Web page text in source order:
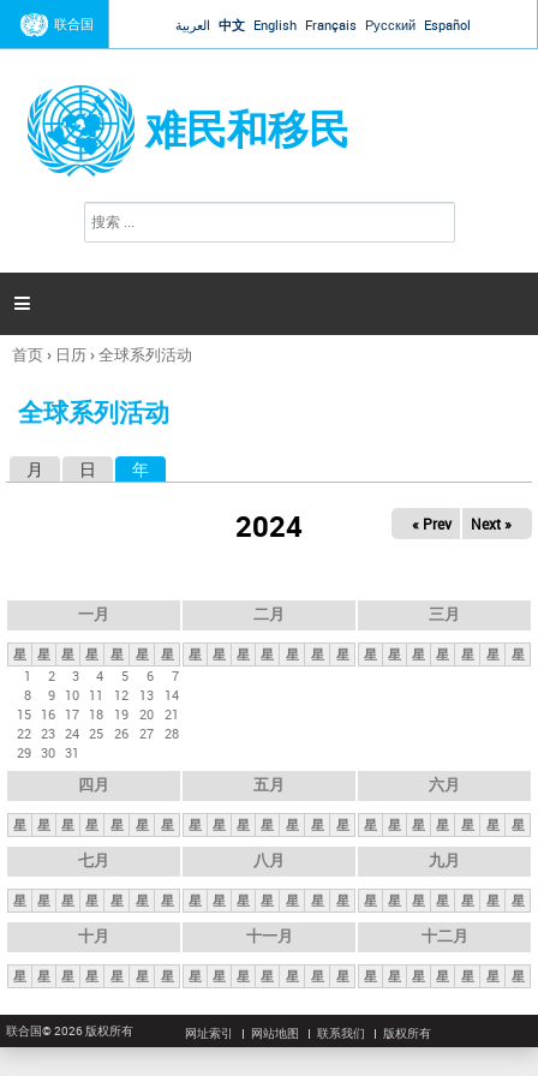
Jump to navigation
联合国 العربية 中文 English Français Русский Español
难民和移民
搜
索

你
这
首页› 日历›全球系列活动
全球系列活动
月 日 年
2024 « Prev Next »
一月
星 星 星 星 星 星
星
1
2 3 4 5 6
7
8
9 10 11 12 13
14
15 16 17 18 19 20 21
22 23 24 25 26 27 28
29 30 31
二月
星 星 星 星 星 星 星
三月
星 星 星 星 星 星 星
四月
星 星 星 星 星 星 星
五月
星 星 星 星 星 星 星
六月
星 星 星 星 星 星 星
七月
星 星 星 星 星 星 星
八月
星 星 星 星 星 星 星
九月
星 星 星 星 星 星 星
十月
星 星 星 星 星 星 星
十一月
星 星 星 星 星 星 星
十二月
星 星 星 星 星 星 星
联合国© 2026 版权所有 网址索引 网站地图 联系我们 版权所有